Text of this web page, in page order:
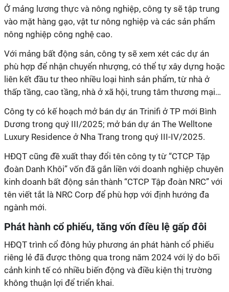
Ở mảng lương thực và nông nghiệp, công ty sẽ tập trung
vào mặt hàng gạo, vật tư nông nghiệp và các sản phẩm
nông nghiệp công nghệ cao.
Với mảng bất động sản, công ty sẽ xem xét các dự án
phù hợp để nhận chuyển nhượng, có thể tự xây dựng hoặc
liên kết đầu tư theo nhiều loại hình sản phẩm, từ nhà ở
thấp tầng, cao tầng, nhà ở xã hội, trung tâm thương mại…
Công ty có kế hoạch mở bán dự án Trinifi ở TP mới Bình
Dương trong quý III/2025; mở bán dự án The Welltone
Luxury Residence ở Nha Trang trong quý III-IV/2025.
HĐQT cũng đề xuất thay đổi tên công ty từ “CTCP Tập
đoàn Danh Khôi” vốn đã gắn liền với doanh nghiệp chuyên
kinh doanh bất động sản thành “CTCP Tập đoàn NRC” với
tên viết tắt là NRC Corp để phù hợp với định hướng đa
ngành mới.
Phát hành cổ phiếu, tăng vốn điều lệ gấp đôi
HĐQT trình cổ đông hủy phương án phát hành cổ phiếu
riêng lẻ đã được thông qua trong năm 2024 với lý do bối
cảnh kinh tế có nhiều biến động và điều kiện thị trường
không thuận lợi để triển khai.